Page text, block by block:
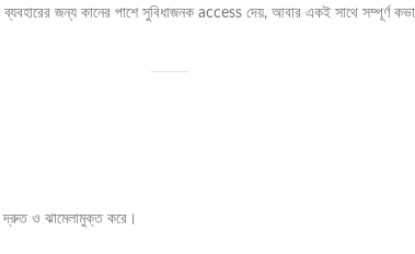
জন্য কানের পাশে সুবিধাজনক access দেয়, আবার একই সাথে সম্পূর্ণ
ও ঝামেলামুক্ত করে।